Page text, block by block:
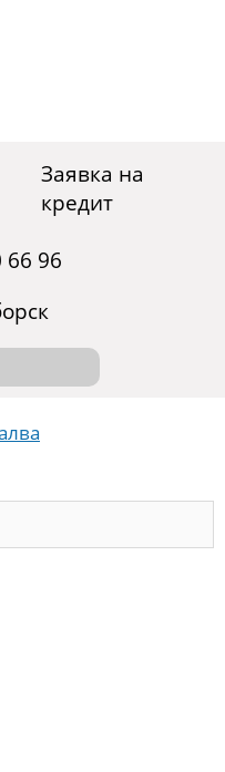
Заявка на
кредит
66 96